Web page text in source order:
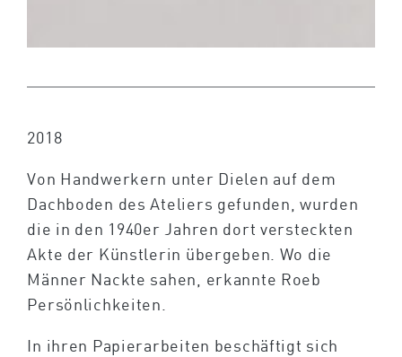
2018
Von Handwerkern unter Dielen auf dem
Dachboden des Ateliers gefunden, wurden
die in den 1940er Jahren dort versteckten
Akte der Künstlerin übergeben. Wo die
Männer Nackte sahen, erkannte Roeb
Persönlichkeiten.
In ihren Papierarbeiten beschäftigt sich